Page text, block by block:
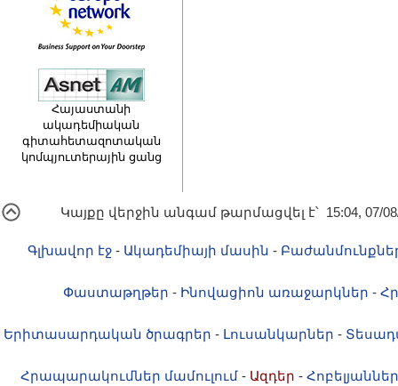
Հայաստանի
ակադեմիական
գիտահետազոտական
կոմպյուտերային ցանց
Կայքը վերջին անգամ թարմացվել է՝ 15:04, 07/
Գլխավոր էջ - Ակադեմիայի մասին -
Փաստաթղթեր - Ինովացիոն առաջարկներ -
Երիտասարդական ծրագրեր - Լուսանկարներ -
Հրապարակումներ մամուլում- Ազդեր - Հոբելյաններ